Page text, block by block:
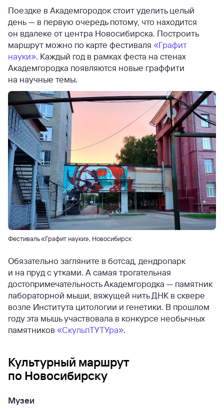
Поездке в Академгородок стоит уделить целый
день — в первую очередь потому, что находится
он вдалеке от центра Новосибирска. Построить
маршрут можно по карте фестиваля «Графит
науки». Каждый год в рамках феста на стенах
Академгородка появляются новые граффити
на научные темы.
Фестиваль «Графит науки», Новосибирск
Обязательно загляните в ботсад, дендропарк
и на пруд с утками. А самая трогательная
достопримечательность Академгородка — памятник
лабораторной мыши, вяжущей нить ДНК в сквере
возле Института цитологии и генетики. В прошлом
году эта мышь участвовала в конкурсе необычных
памятников «СкульпТУТУра».
Культурный маршрут
по Новосибирску
Музеи